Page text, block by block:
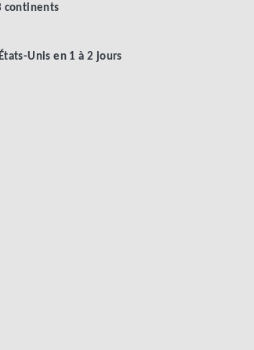
continents
Unis en 1 à 2 jours